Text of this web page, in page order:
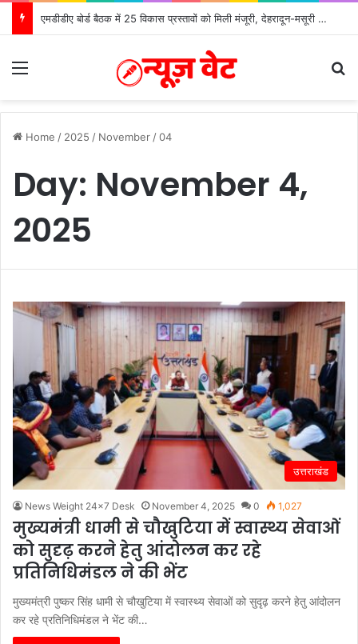
एमडीडीए बोर्ड बैठक में 25 विकास प्रस्तावों को मिली मंजूरी, देहरादून-मसूरी के नियोजित विकास को मिलेगी रफ्तार
Home / 2025 / November /04
Day: November 4,
2025
उत्तराखंड
News Weight 24x7 Desk November 4, 2025 0 1,027
मुख्यमंत्री धामी से चौखुटिया में स्वास्थ्य सेवाओं
को सुदृढ़ करने हेतु आंदोलन कर रहे
प्रतिनिधिमंडल ने की भेंट
मुख्यमंत्री पुष्कर सिंह धामी से चौखुटिया में स्वास्थ्य सेवाओं को सुदृढ़ करने हेतु आंदोलन
कर रहे प्रतिनिधिमंडल ने भेंट की…